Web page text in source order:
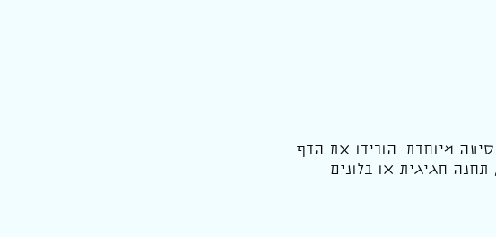
מיוחדת. הורידו את הדף
תחנה חגיגית או בלונים